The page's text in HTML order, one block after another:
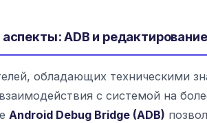
ADB и
обладающих техническими
с системой на
Android Debug Bridge (ADB)